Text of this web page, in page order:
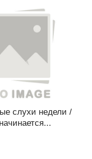
слухи недели /